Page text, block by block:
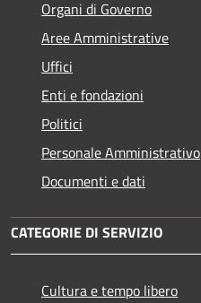
Organi di Governo
Aree Amministrative
Uffici
Enti e fondazioni
Politici
Personale Amministrativo
Documenti e dati
CATEGORIE DI SERVIZIO
Cultura e tempo libero